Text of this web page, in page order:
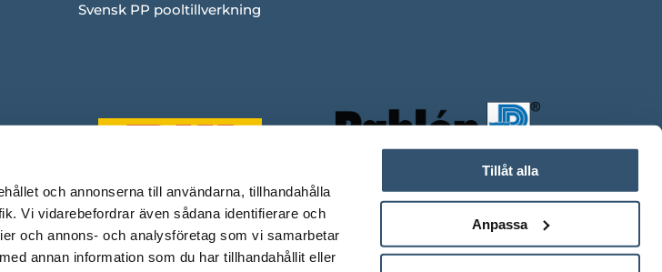
och annonserna till användarna, tillhandahålla
Vi vidarebefordrar även sådana identifierare och
och annons- och analysföretag som vi samarbetar
annan information som du har tillhandahållit eller
Tillåt alla
Anpassa
Svensk PP pooltillverkning